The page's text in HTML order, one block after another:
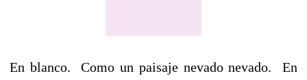
En blanco. Como un paisaje nevado nevado. En